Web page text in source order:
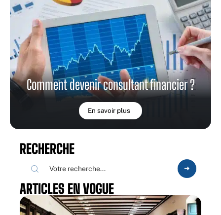
Comment devenir consultant financier ?
En savoir plus
RECHERCHE
ARTICLES EN VOGUE